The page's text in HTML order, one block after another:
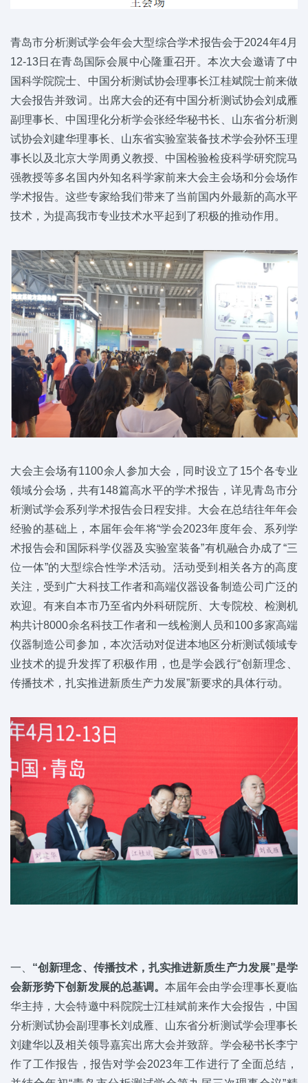
青岛市分析测试学会年会大型综合学术报告会于2024年4月
12-13日在青岛国际会展中心隆重召开。本次大会邀请了中
国科学院院士、中国分析测试协会理事长江桂斌院士前来做
大会报告并致词。出席大会的还有中国分析测试协会刘成雁
副理事长、中国理化分析学会张经华秘书长、山东省分析测
试协会刘建华理事长、山东省实验室装备技术学会孙怀玉理
事长以及北京大学周勇义教授、中国检验检疫科学研究院马
强教授等多名国内外知名科学家前来大会主会场和分会场作
学术报告。这些专家给我们带来了当前国内外最新的高水平
技术，为提高我市专业技术水平起到了积极的推动作用。
大会主会场有1100余人参加大会，同时设立了15个各专业
领域分会场，共有148篇高水平的学术报告，详见青岛市分
析测试学会系列学术报告会日程安排。大会在总结往年年会
经验的基础上，本届年会年将“学会2023年度年会、系列学
术报告会和国际科学仪器及实验室装备”有机融合办成了“三
位一体”的大型综合性学术活动。活动受到相关各方的高度
关注，受到广大科技工作者和高端仪器设备制造公司广泛的
欢迎。有来自本市乃至省内外科研院所、大专院校、检测机
构共计8000余名科技工作者和一线检测人员和100多家高端
仪器制造公司参加，本次活动对促进本地区分析测试领域专
业技术的提升发挥了积极作用，也是学会践行“创新理念、
传播技术，扎实推进新质生产力发展”新要求的具体行动。
一、 “创新理念、传播技术，扎实推进新质生产力发展”是学
会新形势下创新发展的总基调。本届年会由学会理事长夏临
华主持，大会特邀中科院院士江桂斌前来作大会报告，中国
分析测试协会副理事长刘成雁、山东省分析测试学会理事长
刘建华以及相关领导嘉宾出席大会并致辞。学会秘书长李宁
作了工作报告，报告对学会2023年工作进行了全面总结，